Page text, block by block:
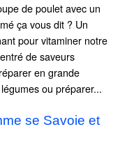
de poulet avec un
ça vous dit ? Un
pour vitaminer notre
de saveurs
en grande
ou préparer...
se Savoie et